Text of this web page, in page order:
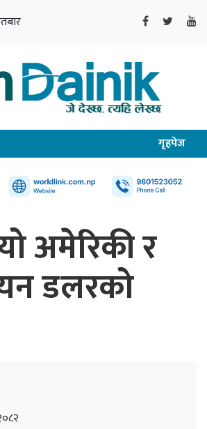
गृहपेज
अमेरिकी र
डलरको